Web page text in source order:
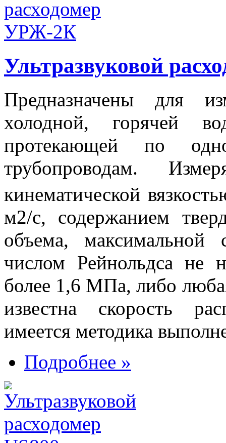
Ультразвуковой
Предназначены для
холодной, горячей
протекающей по
трубопроводам.
кинематической
м2/с, содержанием
объема,
числом Рейнольдса не
более 1,6 МПа, либо
известна скорость
имеется методика
Подробнее »